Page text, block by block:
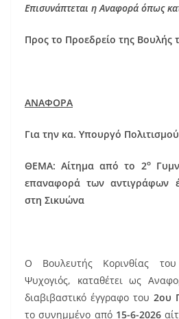
Επισυνάπτεται η Αναφορά όπως
Προς το Προεδρείο της Βουλής
ΑΝΑΦΟΡΑ
Για την κα. Υπουργό Πολιτισμού
ΘΕΜΑ: Αίτημα από το 2ο
επαναφορά των αντιγράφων
στη Σικυώνα
Ο Βουλευτής Κορινθίας του
Ψυχογιός, καταθέτει ως
διαβιβαστικό έγγραφο του 2ου
το συνημμένο από 15-6-2026